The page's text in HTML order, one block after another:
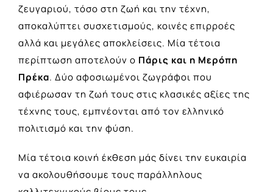
ζευγαριού, τόσο στη ζωή και την τέχνη,
αποκαλύπτει συσχετισμούς, κοινές επιρροές
αλλά και μεγάλες αποκλείσεις. Μία τέτοια
περίπτωση αποτελούν ο Πάρις και η Μερόπη
Πρέκα. Δύο αφοσιωμένοι ζωγράφοι που
αφιέρωσαν τη ζωή τους στις κλασικές αξίες της
τέχνης τους, εμπνέονται από τον ελληνικό
πολιτισμό και την φύση.
Μία τέτοια κοινή έκθεση μάς δίνει την ευκαιρία
να ακολουθήσουμε τους παράλληλους